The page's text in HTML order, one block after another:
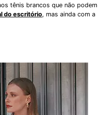
tênis brancos que não podem
do escritório, mas ainda com a